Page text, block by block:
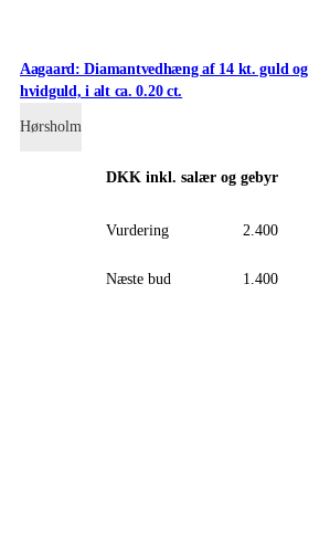
Aagaard: Diamantvedhæng af 14 kt. guld og
hvidguld, i alt ca. 0.20 ct.
Hørsholm
DKK inkl. salær og gebyr
Vurdering 2.400
Næste bud 1.400